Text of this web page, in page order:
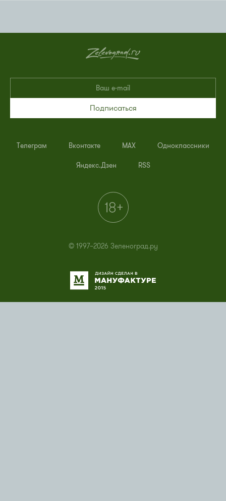
Подписаться
Телеграм Вконтакте MAX Одноклассники
Яндекс.Дзен RSS
© 1997–2026 Зеленоград.ру